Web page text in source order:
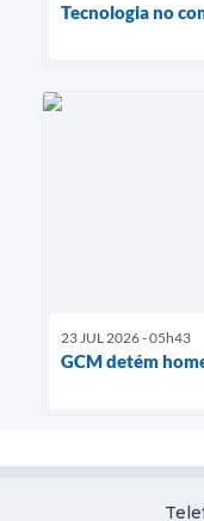
Tecnologia no
23 JUL 2026 - 05h43
GCM detém